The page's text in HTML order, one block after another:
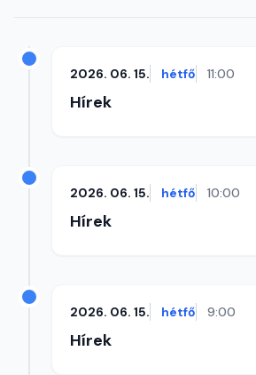
2026. 06. 15. hétfő 11:00
Hírek
2026. 06. 15. hétfő 10:00
Hírek
2026. 06. 15. hétfő 9:00
Hírek